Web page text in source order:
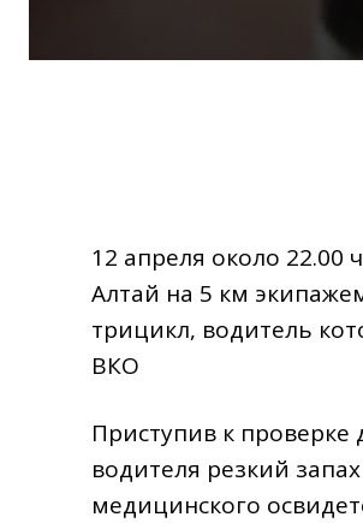
12 апреля около 22.00
Алтай на 5 км
трицикл, водитель
ВКО
Приступив к проверке
водителя резкий
медицинского